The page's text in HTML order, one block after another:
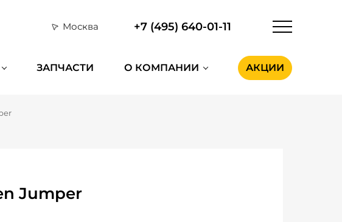
Москва +7 (495) 640-01-11
ЗАПЧАСТИ О КОМПАНИИ АКЦИИ
Jumper